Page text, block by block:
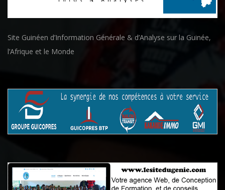
Site Guinéen d’Information Générale & d’Analyse sur la Guinée,
l’Afrique et le Monde